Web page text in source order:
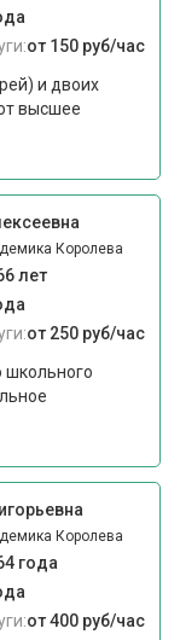
от 150 руб/час
и двоих
высшее
Королева
лет
от 250 руб/час
школьного
Королева
года
от 400 руб/час